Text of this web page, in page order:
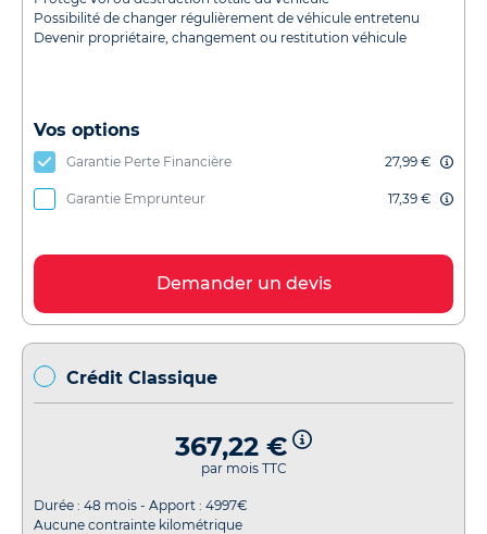
Possibilité de changer régulièrement de véhicule entretenu
Devenir propriétaire, changement ou restitution véhicule
Vos options
Garantie Perte Financière 27,99 €
Garantie Emprunteur 17,39 €
Demander un devis
Crédit Classique
367,22 €
par mois TTC
Durée : 48 mois - Apport : 4997€
Aucune contrainte kilométrique